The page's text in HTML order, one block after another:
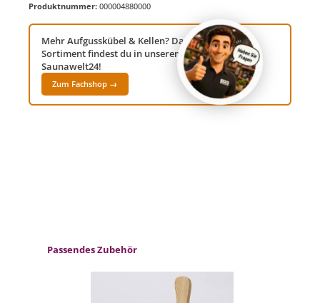
Produktnummer: 000004880000
Mehr Aufgusskübel & Kellen? Das komplette
Sortiment findest du in unserem Fachshop
Saunawelt24!
Zum Fachshop →
Produktgalerie überspringen
Passendes Zubehör